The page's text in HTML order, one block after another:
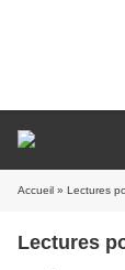
Accueil » Lectures
Lectures